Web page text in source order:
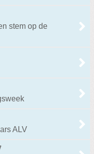
stem op de
ALV